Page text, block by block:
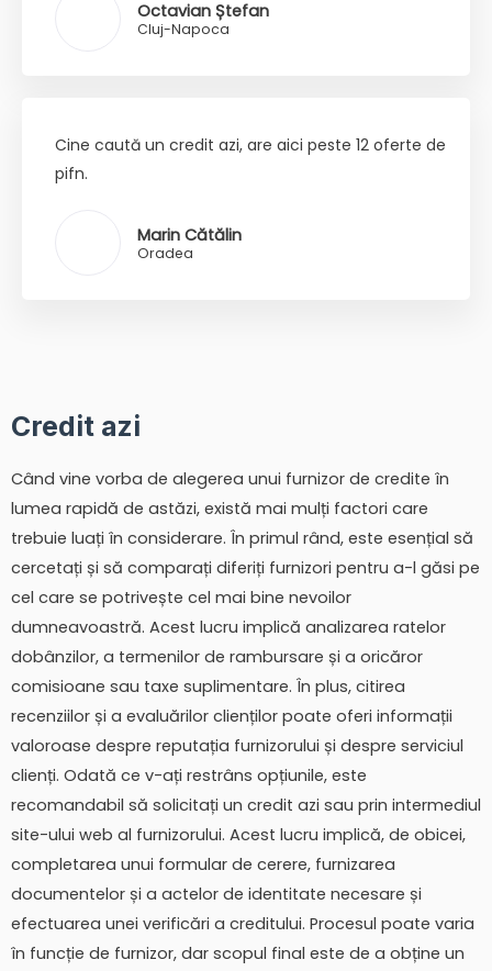
Octavian Ștefan
Cluj-Napoca
Cine caută un credit azi, are aici peste 12 oferte de
pifn.
Marin Cătălin
Oradea
Credit azi
Când vine vorba de alegerea unui furnizor de credite în
lumea rapidă de astăzi, există mai mulți factori care
trebuie luați în considerare. În primul rând, este esențial să
cercetați și să comparați diferiți furnizori pentru a-l găsi pe
cel care se potrivește cel mai bine nevoilor
dumneavoastră. Acest lucru implică analizarea ratelor
dobânzilor, a termenilor de rambursare și a oricăror
comisioane sau taxe suplimentare. În plus, citirea
recenziilor și a evaluărilor clienților poate oferi informații
valoroase despre reputația furnizorului și despre serviciul
clienți. Odată ce v-ați restrâns opțiunile, este
recomandabil să solicitați un credit azi sau prin intermediul
site-ului web al furnizorului. Acest lucru implică, de obicei,
completarea unui formular de cerere, furnizarea
documentelor și a actelor de identitate necesare și
efectuarea unei verificări a creditului. Procesul poate varia
în funcție de furnizor, dar scopul final este de a obține un